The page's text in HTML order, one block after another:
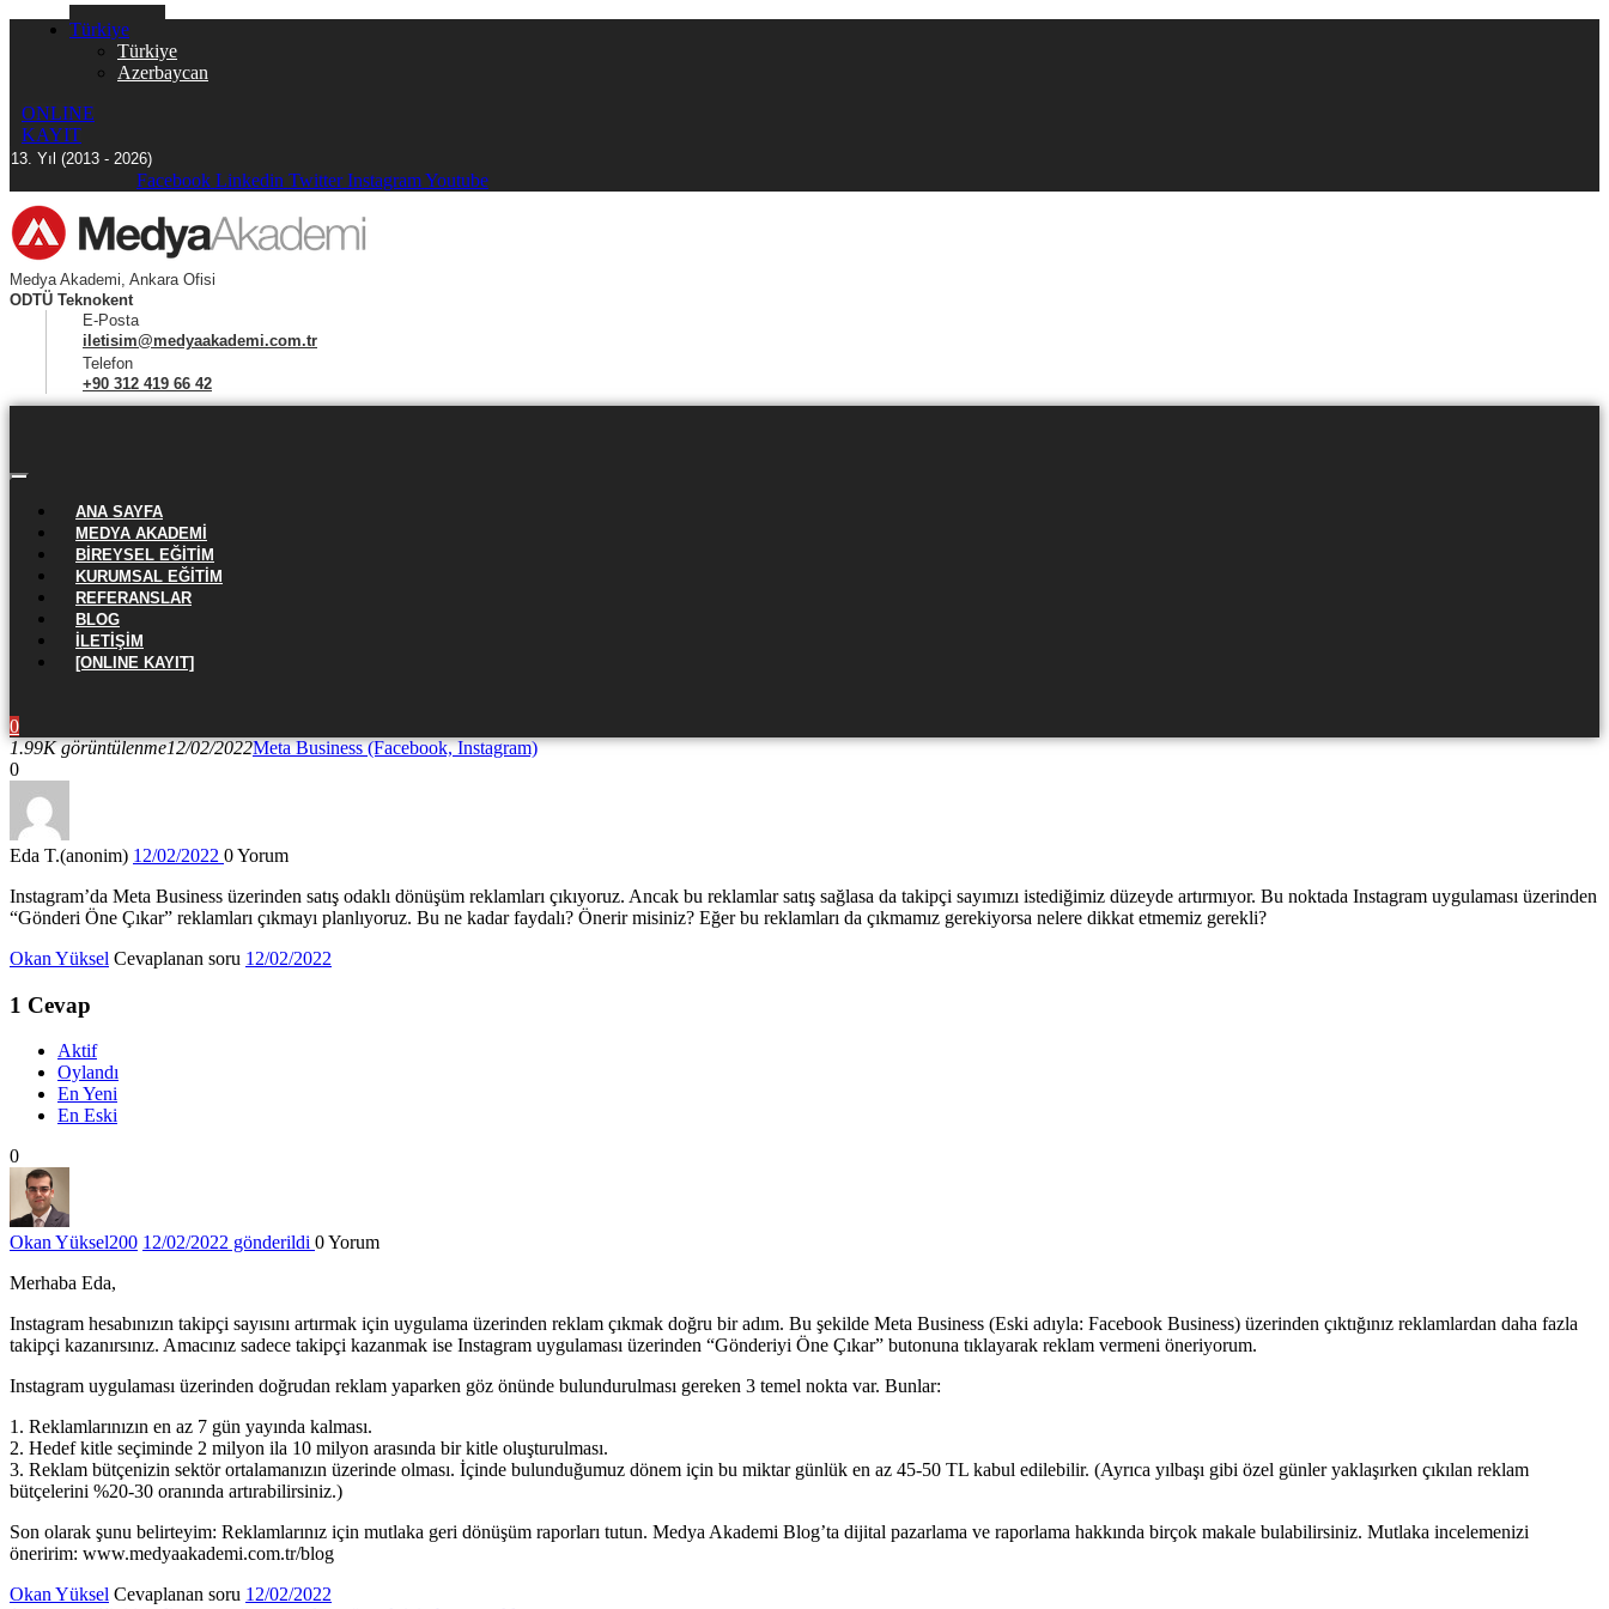
Türkiye
Türkiye
Azerbaycan
ONLINE
KAYIT
13. Yıl (2013 - 2026)
Facebook Linkedin Twitter InstagramYoutube
Medya Akademi, Ankara Ofisi
ODTÜ Teknokent
E-Posta
iletisim@medyaakademi.com.tr
Telefon
+90 312 419 66 42
ANA SAYFA
MEDYA AKADEMI
BIREYSEL EĞITIM
KURUMSAL EĞITIM
REFERANSLAR
BLOG
İLETIŞIM
[ONLINE KAYIT]
0
1.99K görüntülenme12/02/2022Meta Business (Facebook, Instagram)
0
Eda T.(anonim) 12/02/2022 0Yorum
Instagram’da Meta Business üzerinden satış odaklı dönüşüm reklamları çıkıyoruz. Ancak bu reklamlar satış sağlasa da takipçi sayımızı istediğimiz düzeyde artırmıyor. Bu noktada Instagram uygulaması üzerinden
“Gönderi Öne Çıkar” reklamları çıkmayı planlıyoruz. Bu ne kadar faydalı? Önerir misiniz? Eğer bu reklamları da çıkmamız gerekiyorsa nelere dikkat etmemiz gerekli?
Okan Yüksel Cevaplanan soru 12/02/2022
1 Cevap
Aktif
Oylandı
En Yeni
En Eski
0
Okan Yüksel200 12/02/2022 gönderildi 0Yorum
Merhaba Eda,
Instagram hesabınızın takipçi sayısını artırmak için uygulama üzerinden reklam çıkmak doğru bir adım. Bu şekilde Meta Business (Eski adıyla: Facebook Business) üzerinden çıktığınız reklamlardan daha fazla
takipçi kazanırsınız. Amacınız sadece takipçi kazanmak ise Instagram uygulaması üzerinden “Gönderiyi Öne Çıkar” butonuna tıklayarak reklam vermeni öneriyorum.
Instagram uygulaması üzerinden doğrudan reklam yaparken göz önünde bulundurulması gereken 3 temel nokta var. Bunlar:
1. Reklamlarınızın en az 7 gün yayında kalması.
2. Hedef kitle seçiminde 2 milyon ila 10 milyon arasında bir kitle oluşturulması.
3. Reklam bütçenizin sektör ortalamanızın üzerinde olması. İçinde bulunduğumuz dönem için bu miktar günlük en az 45-50 TL kabul edilebilir. (Ayrıca yılbaşı gibi özel günler yaklaşırken çıkılan reklam
bütçelerini %20-30 oranında artırabilirsiniz.)
Son olarak şunu belirteyim: Reklamlarınız için mutlaka geri dönüşüm raporları tutun. Medya Akademi Blog’ta dijital pazarlama ve raporlama hakkında birçok makale bulabilirsiniz. Mutlaka incelemenizi
öneririm: www.medyaakademi.com.tr/blog
Okan Yüksel Cevaplanan soru 12/02/2022